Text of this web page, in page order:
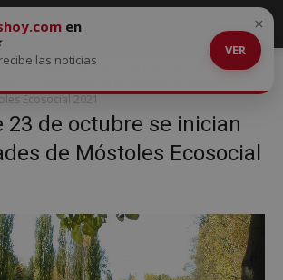
de octubre se inician las actividades de
Ecosocial 2021
23 de octubre se inician
de Móstoles Ecosocial
en
las noticias
VER
×